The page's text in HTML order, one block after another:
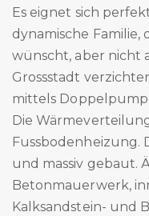
Es eignet sich
dynamische Familie,
wünscht, aber nicht
Grossstadt
mittels
Die
Fussbodenheizung.
und massiv gebaut.
Betonmauerwerk,
Kalksandstein- und